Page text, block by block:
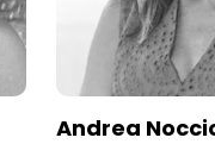
Andrea